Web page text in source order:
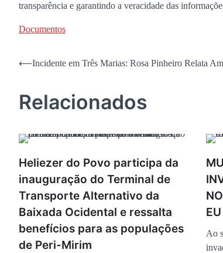
transparência e garantindo a veracidade das
Documentos
Navegação
Post
⟵Incidente em Três Marias: Rosa Pinheiro Relata
Relacionados
Heliezer do Povo participa da
inauguração do Terminal de
Transporte Alternativo da
Baixada Ocidental e ressalta
benefícios para as populações
de Peri-Mirim
Ao